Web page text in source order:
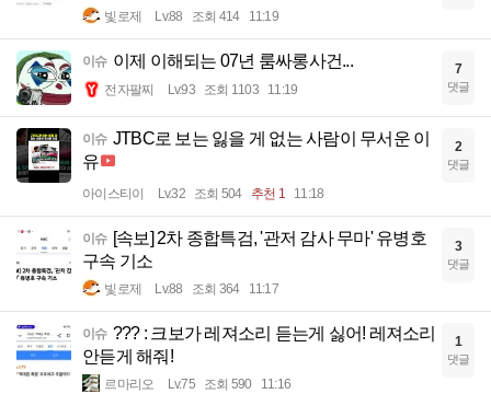
빛로제 Lv.88 조회 414 11:19
이슈 이제 이해되는 07년 룸싸롱사건...
전자팔찌 Lv.93 조회 1103 11:19
7
댓글
이슈 JTBC로 보는 잃을 게 없는 사람이 무서운 이
유
아이스티이 Lv.32 조회 504 추천 1 11:18
2
댓글
이슈 [속보] 2차 종합특검, '관저 감사 무마' 유병호
구속 기소
빛로제 Lv.88 조회 364 11:17
3
댓글
이슈 ??? : 크보가 레져소리 듣는게 싫어! 레져소리
안듣게 해줘!
르마리오 Lv.75 조회 590 11:16
1
댓글